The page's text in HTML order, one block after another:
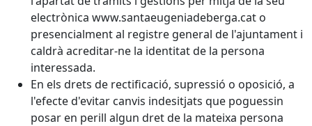
electrònica www.santaeugeniadeberga.cat o
presencialment al registre general de l'ajuntament i
caldrà acreditar-ne la identitat de la persona
interessada.
En els drets de rectificació, supressió o oposició, a
l'efecte d'evitar canvis indesitjats que poguessin
posar en perill algun dret de la mateixa persona